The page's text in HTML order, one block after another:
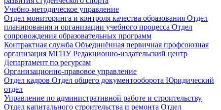
Учебно-методическое управление
Отдел мониторинга и контроля качества образования Отдел
планирования и организации учебного процесса Отдел
сопровождения образовательных программ
Контрактная служба Объединённая первичная профсоюзная
организация МГПУРедакционно-издательский центр
Департамент по ресурсам
Организационно-правовое управление
Отдел кадров Отдел общего документооборота Юридический
отдел
Управление по административной работе и строительству
Отдел капитального строительства и ремонта Отдел